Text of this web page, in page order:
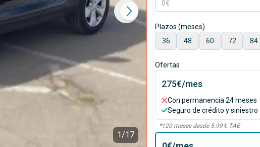
1/17
Plazos (meses)
36
48 60 72 84
Ofertas
275€/mes
Con permanencia 24 meses
Seguro de crédito y siniestro
*120meses desde 5.99% TAE